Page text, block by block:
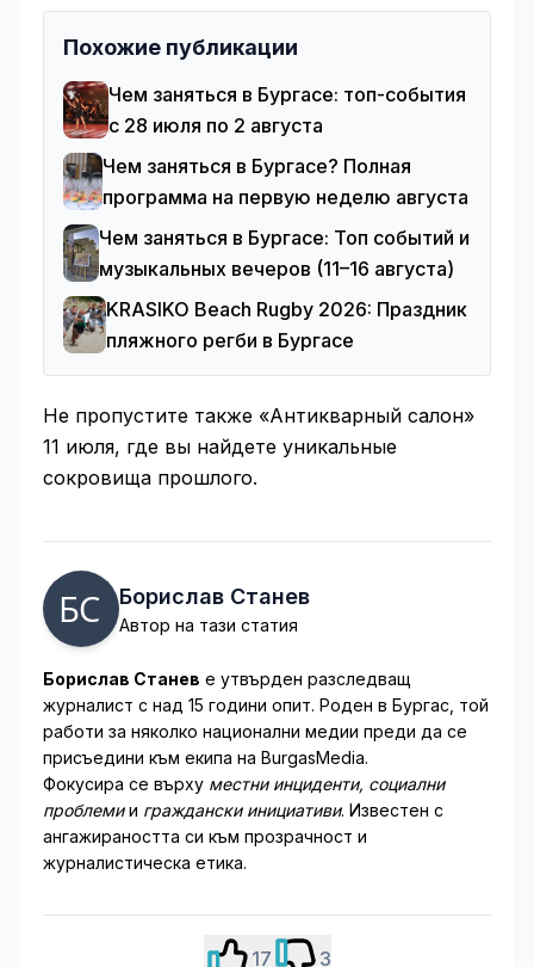
Похожие публикации
Чем заняться в Бургасе: топ-события
с 28 июля по 2 августа
Чем заняться в Бургасе? Полная
программа на первую неделю августа
Чем заняться в Бургасе: Топ событий и
музыкальных вечеров (11–16 августа)
KRASIKO Beach Rugby 2026: Праздник
пляжного регби в Бургасе
Не пропустите также «Антикварный салон»
11 июля, где вы найдете уникальные
сокровища прошлого.
Борислав Станев
Автор на тази статия
Борислав Станев е утвърден разследващ
журналист с над 15 години опит. Роден в Бургас, той
работи за няколко национални медии преди да се
присъедини към екипа на BurgasMedia.
Фокусира се върху местни инциденти, социални
проблемии граждански инициативи. Известен с
ангажираността си към прозрачност и
журналистическа етика.
17 3